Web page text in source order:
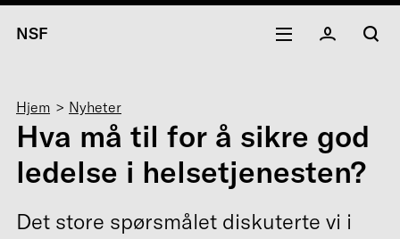
NSF
Navigasjonssti
Hjem Nyheter
Hva må til for å sikre god
ledelse i helsetjenesten?
Det store spørsmålet diskuterte vi i